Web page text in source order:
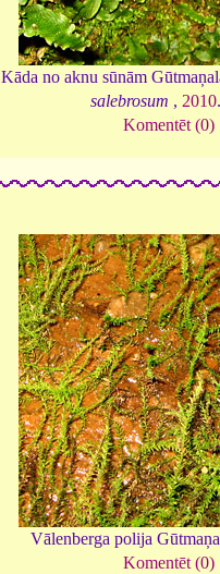
Kāda no aknu sūnām
salebrosum , 2010
Komentēt (0)
Vālenberga polija
Komentēt (0)